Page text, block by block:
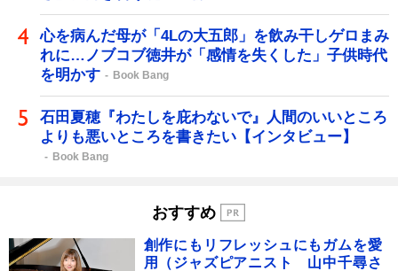
心を病んだ母が「4Lの大五郎」を飲み干しゲロまみ
れに…ノブコブ徳井が「感情を失くした」子供時代
を明かす
Book Bang
石田夏穂『わたしを庇わないで』人間のいいところ
よりも悪いところを書きたい【インタビュー】
Book Bang
おすすめ
創作にもリフレッシュにもガムを愛
用（ジャズピアニスト 山中千尋さ